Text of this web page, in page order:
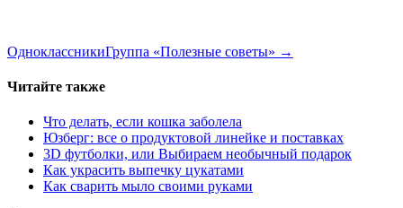
ОдноклассникиГруппа «Полезные советы» →
Читайте также
Что делать, если кошка заболела
Юзберг: все о продуктовой линейке и поставках
3D футболки, или Выбираем необычный подарок
Как украсить выпечку цукатами
Как сварить мыло своими руками